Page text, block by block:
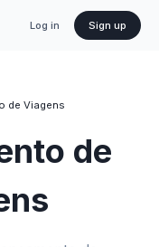
Log in Sign up
de Viagens
de